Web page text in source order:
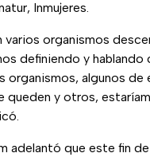
Inmujeres.
varios organismos
definiendo y hablando
organismos, algunos de
queden y otros,
adelantó que este fin